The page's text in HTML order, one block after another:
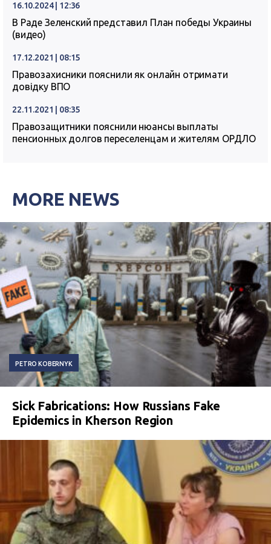
16.10.2024 | 12:36
В Раде Зеленский представил План победы Украины
(видео)
17.12.2021 | 08:15
Правозахисники пояснили як онлайн отримати
довідку ВПО
22.11.2021 | 08:35
Правозащитники пояснили нюансы выплаты
пенсионных долгов переселенцам и жителям ОРДЛО
MORE NEWS
PETRO KOBERNYK
Sick Fabrications: How Russians Fake
Epidemics in Kherson Region